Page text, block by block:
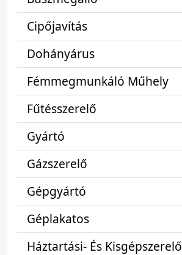
Cipőjavítás
Dohányárus
Fémmegmunkáló Műhely
Fűtésszerelő
Gyártó
Gázszerelő
Gépgyártó
Géplakatos
Háztartási- És Kisgépszerelő